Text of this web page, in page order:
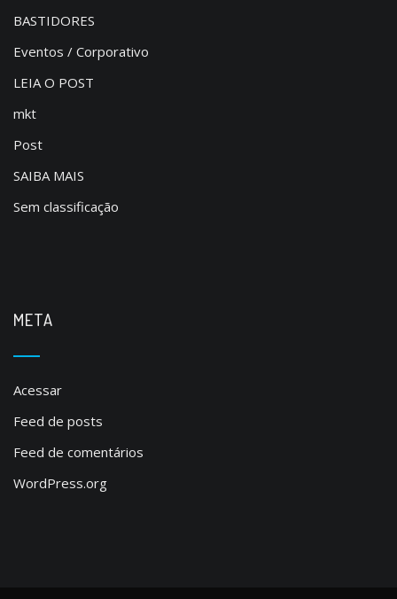
BASTIDORES
Eventos / Corporativo
LEIA O POST
mkt
Post
SAIBA MAIS
Sem classificação
META
Acessar
Feed de posts
Feed de comentários
WordPress.org